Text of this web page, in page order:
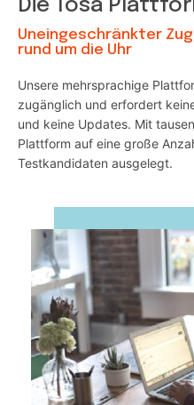
Die Tosa
Uneingeschränkter
rund um die Uhr
Unsere mehrsprachige
zugänglich und erfordert
und keine Updates. Mit
Plattform auf eine große
Testkandidaten ausgelegt.